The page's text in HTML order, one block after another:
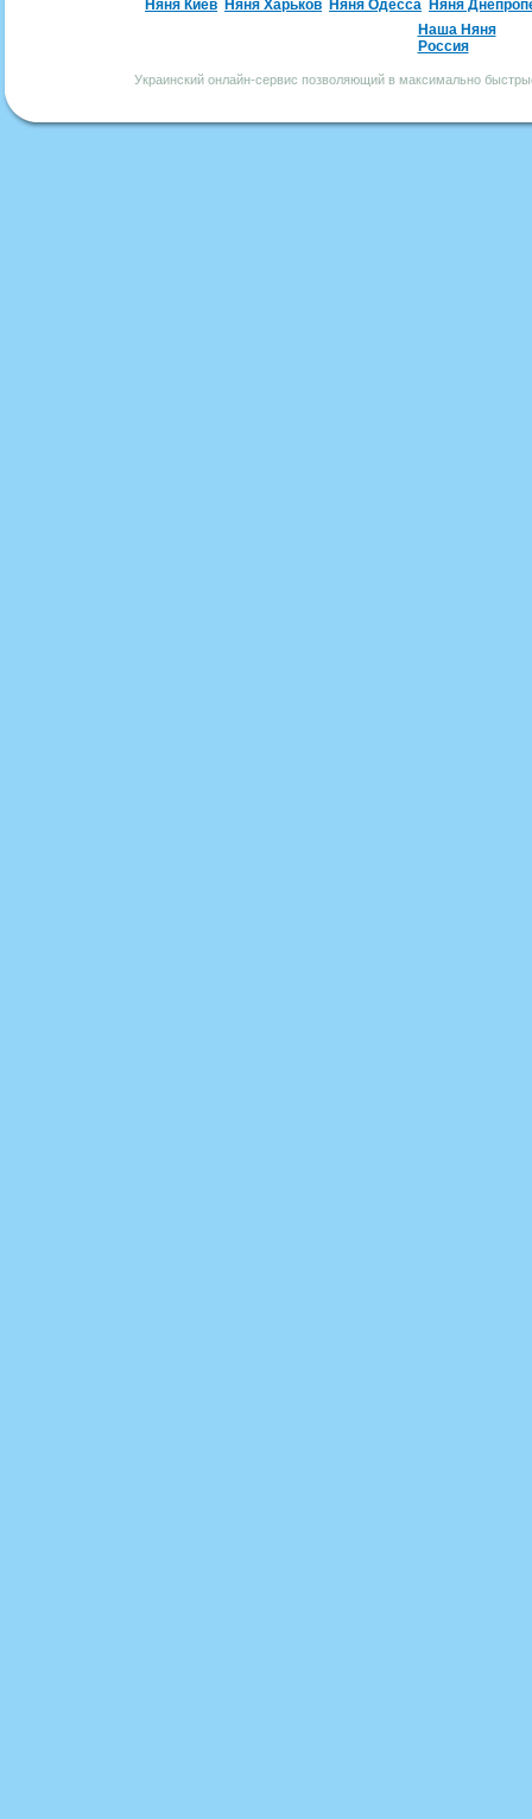
Няня Киев Няня Харьков Няня Одесса Няня
Наша Няня
Россия
Украинский онлайн-сервис позволяющий в максимально